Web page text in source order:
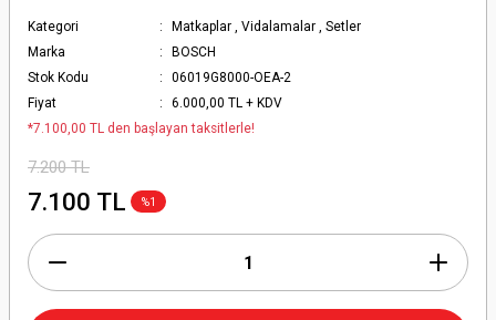
Kategori Matkaplar ,Vidalamalar ,Setler
Marka
BOSCH
Stok Kodu
06019G8000-OEA-2
Fiyat
6.000,00 TL + KDV
*7.100,00 TL den başlayan taksitlerle!
7.200 TL
7.100 TL %1